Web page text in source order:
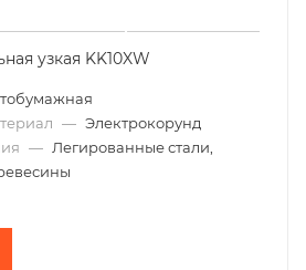
узкая KK10XW
— Электрокорунд
— Легированные стали,